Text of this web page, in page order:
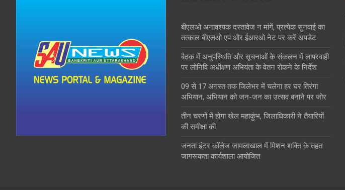
बीएलओ अनावश्यक दस्तावेज न मांगें, प्रत्येक सुनवाई का
तत्काल बीएलओ एप और ईआरओ नेट पर करें अपडेट
बैठक में अनुपस्थिति और सूचनाओं के संकलन में लापरवाही
पर लोनिवि अधीक्षण अभियंता के वेतन रोकने के निर्देश
09 से 17 अगस्त तक जिलेभर में चलेगा हर घर तिरंगा
अभियान, अभियान को जन-जन का उत्सव बनाने पर जोर
तीन चरणों में होगा खेल महाकुंभ, जिलाधिकारी ने तैयारियों
की समीक्षा की
जनता इंटर कॉलेज जामलाखाल में मिशन शक्ति के तहत
जागरूकता कार्यशाला आयोजित